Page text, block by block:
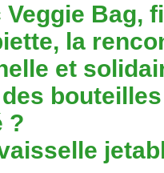
Veggie Bag,
la
et
?